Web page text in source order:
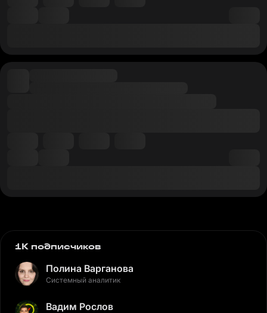
1K подписчиков
Полина Варганова
Системный аналитик
Вадим Рослов